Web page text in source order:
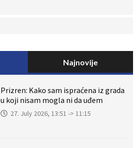
Najnovije
Prizren: Kako sam ispraćena iz grada
u koji nisam mogla ni da uđem
27. July 2026, 13:51 -> 11:15